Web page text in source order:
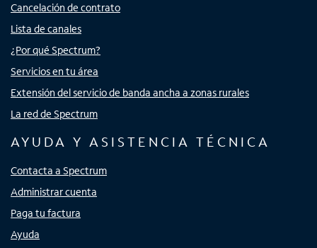
Cancelación de contrato
Lista de canales
¿Por qué Spectrum?
Servicios en tu área
Extensión del servicio de banda ancha a zonas rurales
La red de Spectrum
AYUDA Y ASISTENCIA TÉCNICA
Contacta a Spectrum
Administrar cuenta
Paga tu factura
Ayuda